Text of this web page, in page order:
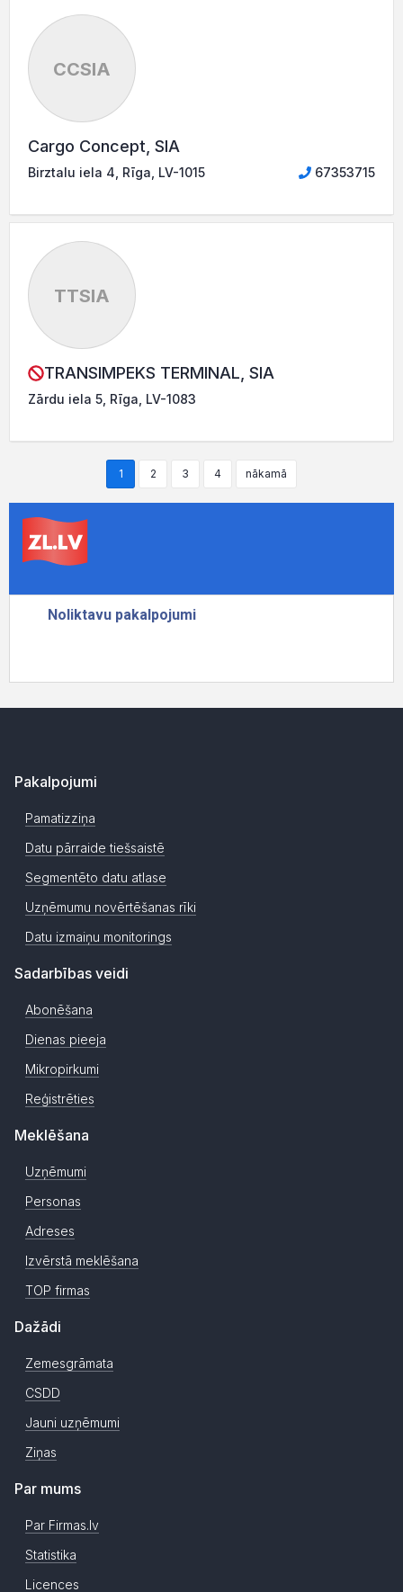
CCSIA
Cargo Concept, SIA
Birztalu iela 4, Rīga, LV-1015 67353715
TTSIA
TRANSIMPEKS TERMINAL, SIA
Zārdu iela 5, Rīga, LV-1083
1 2 3 4 nākamā
Pakalpojumi
Pamatizziņa
Datu pārraide tiešsaistē
Segmentēto datu atlase
Uzņēmumu novērtēšanas rīki
Datu izmaiņu monitorings
Sadarbības veidi
Abonēšana
Dienas pieeja
Mikropirkumi
Reģistrēties
Meklēšana
Uzņēmumi
Personas
Adreses
Izvērstā meklēšana
TOP firmas
Dažādi
Zemesgrāmata
CSDD
Jauni uzņēmumi
Ziņas
Par mums
Par Firmas.lv
Statistika
Licences